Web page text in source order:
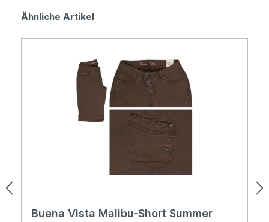
Produktgalerie überspringen
Ähnliche Artikel
Buena Vista Malibu-Short Summer